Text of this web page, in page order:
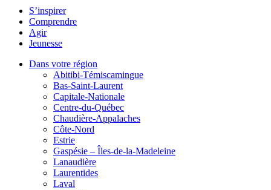
S’inspirer
Comprendre
Agir
Jeunesse
Dans votre région
Abitibi-Témiscamingue
Bas-Saint-Laurent
Capitale-Nationale
Centre-du-Québec
Chaudière-Appalaches
Côte-Nord
Estrie
Gaspésie – Îles-de-la-Madeleine
Lanaudière
Laurentides
Laval